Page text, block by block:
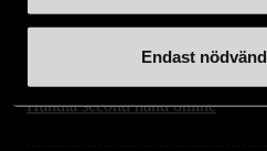
Endast
Handla second hand online